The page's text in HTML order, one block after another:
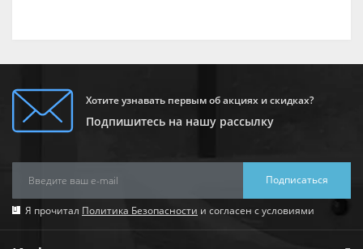
Хотите узнавать первым об акциях и скидках?
Подпишитесь на нашу рассылку
Подписаться
Я прочитал Политика Безопасности и согласен с условиями